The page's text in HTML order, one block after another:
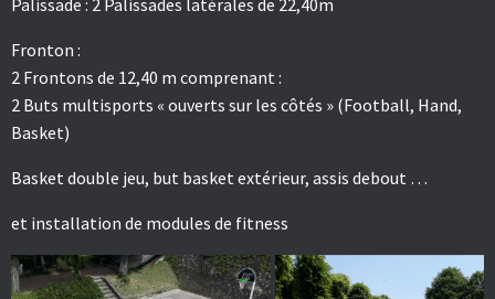
Fronton :
2 Frontons de 12,40 m comprenant :
2 Buts multisports « ouverts sur les côtés » (Football, Hand,
Basket)
Basket double jeu, but basket extérieur, assis debout …
et installation de modules de fitness